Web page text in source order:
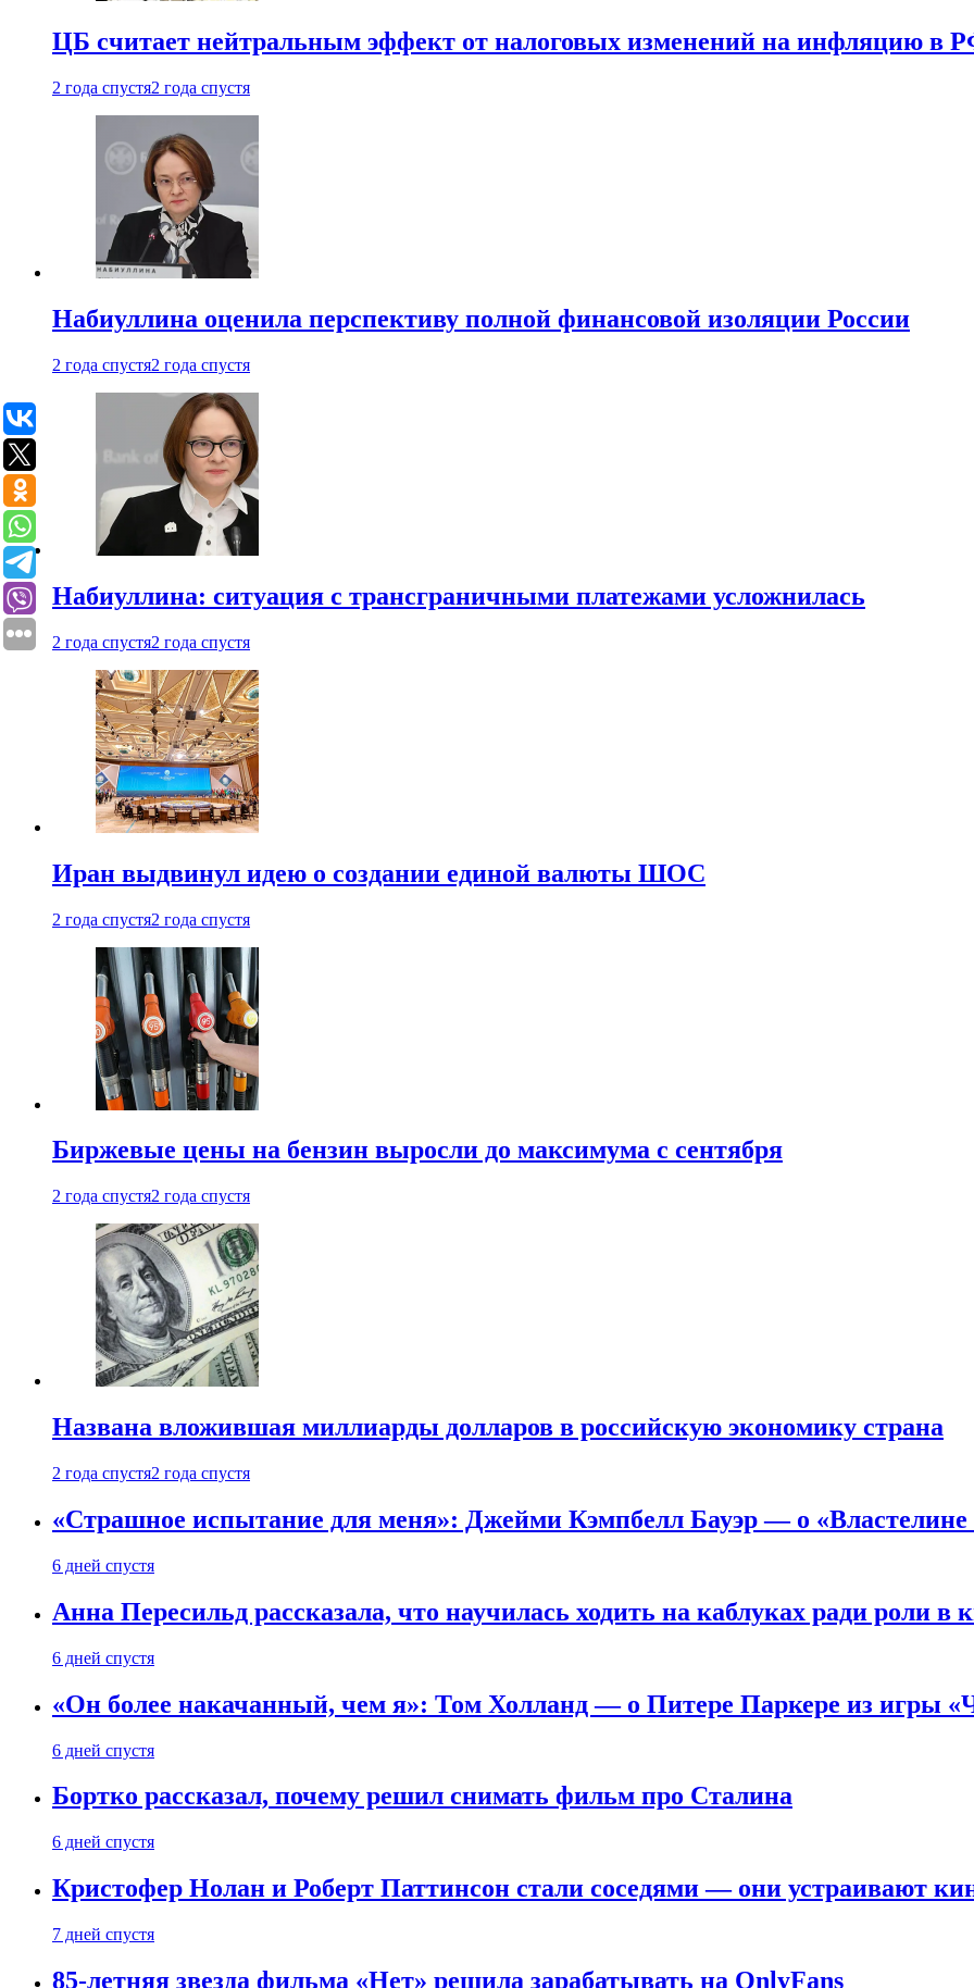
ЦБ считает нейтральным эффект от налоговых изменений на инфляцию в
2 года спустя2 года спустя
Набиуллина оценила перспективу полной финансовой изоляции России
2 года спустя2 года спустя
Набиуллина: ситуация с трансграничными платежами усложнилась
2 года спустя2 года спустя
Иран выдвинул идею о создании единой валюты ШОС
2 года спустя2 года спустя
Биржевые цены на бензин выросли до максимума с сентября
2 года спустя2 года спустя
Названа вложившая миллиарды долларов в российскую экономику страна
2 года спустя2 года спустя
«Страшное испытание для меня»: Джейми Кэмпбелл Бауэр — о «Властелине
6 дней спустя
Анна Пересильд рассказала, что научилась ходить на каблуках ради роли в
6 дней спустя
«Он более накачанный, чем я»: Том Холланд — о Питере Паркере из игры
6 дней спустя
Бортко рассказал, почему решил снимать фильм про Сталина
6 дней спустя
Кристофер Нолан и Роберт Паттинсон стали соседями — они устраивают
7 дней спустя
85-летняя звезда фильма «Нет» решила зарабатывать на OnlyFans